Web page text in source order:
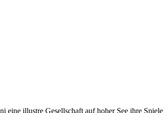
illustre Gesellschaft auf hoher See ihre